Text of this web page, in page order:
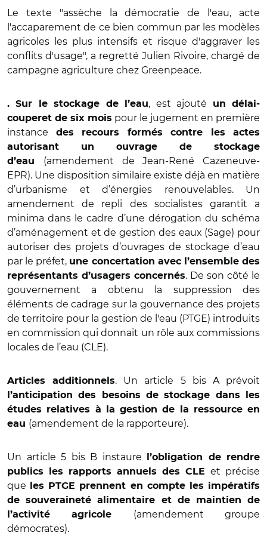
Le texte "assèche la démocratie de l'eau, acte
l'accaparement de ce bien commun par les modèles
agricoles les plus intensifs et risque d'aggraver les
conflits d'usage", a regretté Julien Rivoire, chargé de
campagne agriculture chez Greenpeace.
. Sur le stockage de l’eau, est ajouté
un délai-
couperet de six mois pour le jugement en première
instance
des recours formés contre les actes
autorisant un ouvrage de stockage
d’eau (amendement de Jean-René Cazeneuve-
EPR). Une disposition similaire existe déjà en matière
d’urbanisme et d’énergies renouvelables. Un
amendement de repli des socialistes garantit a
minima dans le cadre d’une dérogation du schéma
d’aménagement et de gestion des eaux (Sage) pour
autoriser des projets d’ouvrages de stockage d’eau
par le préfet, une concertation avec l’ensemble des
représentants d’usagers concernés. De son côté le
gouvernement a obtenu la suppression des
éléments de cadrage sur la gouvernance des projets
de territoire pour la gestion de l'eau (PTGE) introduits
en commission qui donnait un rôle aux commissions
locales de l’eau (CLE).
Articles additionnels. Un article 5 bis A prévoit
l’anticipation des besoins de stockage dans les
études relatives à la gestion de la ressource en
eau (amendement de la rapporteure).
Un article 5 bis B instaure
l’obligation de rendre
publics les rapports annuels des CLE et précise
que
les PTGE prennent en compte les impératifs
de souveraineté alimentaire et de maintien de
l’activité agricole (amendement groupe
démocrates).